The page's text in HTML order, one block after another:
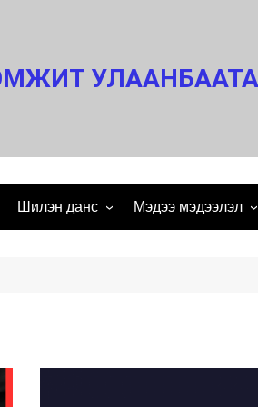
Шилэн данс Мэдээ мэдээлэл